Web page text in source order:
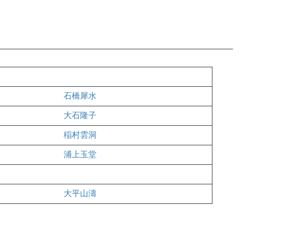
石橋犀水
大石隆子
稲村雲洞
浦上玉堂
大平山濤